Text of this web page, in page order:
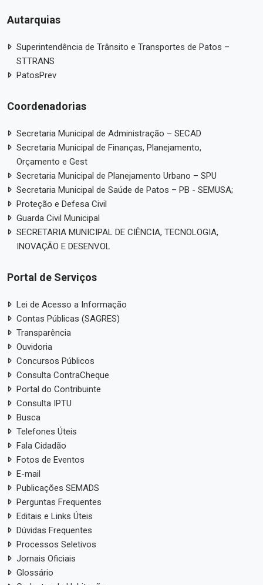
Autarquias
Superintendência de Trânsito e Transportes de Patos –
STTRANS
PatosPrev
Coordenadorias
Secretaria Municipal de Administração – SECAD
Secretaria Municipal de Finanças, Planejamento,
Orçamento e Gest
Secretaria Municipal de Planejamento Urbano – SPU
Secretaria Municipal de Saúde de Patos – PB - SEMUSA;
Proteção e Defesa Civil
Guarda Civil Municipal
SECRETARIA MUNICIPAL DE CIÊNCIA, TECNOLOGIA,
INOVAÇÃO E DESENVOL
Portal de Serviços
Lei de Acesso a Informação
Contas Públicas (SAGRES)
Transparência
Ouvidoria
Concursos Públicos
Consulta ContraCheque
Portal do Contribuinte
Consulta IPTU
Busca
Telefones Úteis
Fala Cidadão
Fotos de Eventos
E-mail
Publicações SEMADS
Perguntas Frequentes
Editais e Links Úteis
Dúvidas Frequentes
Processos Seletivos
Jornais Oficiais
Glossário